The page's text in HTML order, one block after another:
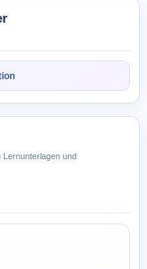
Lernunterlagen und